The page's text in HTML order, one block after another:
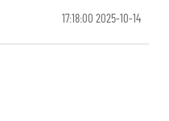
2025-10-14 17:18:00